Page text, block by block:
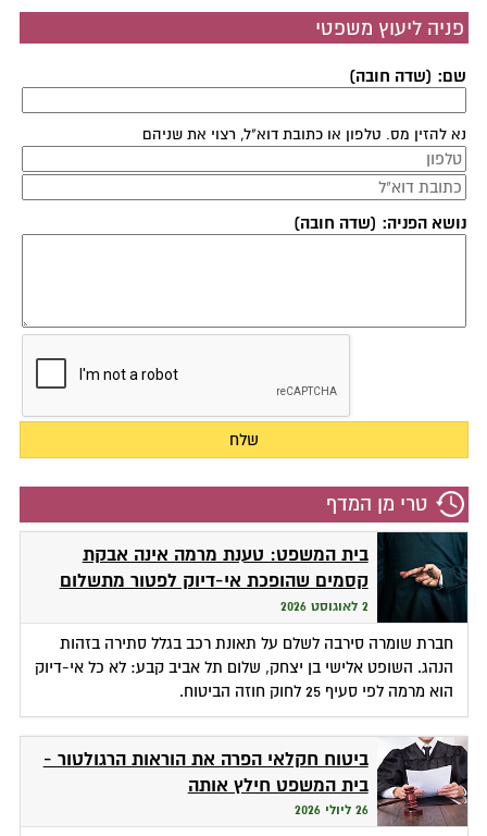
פניה ליעוץ משפטי
שם: (שדה חובה)
נא להזין מס. טלפון או כתובת דוא"ל, רצוי את שניהם
נושא הפניה: (שדה חובה)
טרי מן המדף
בית המשפט: טענת מרמה אינה אבקת
קסמים שהופכת אי-דיוק לפטור מתשלום
2 לאוגוסט 2026
חברת שומרה סירבה לשלם על תאונת רכב בגלל סתירה בזהות
הנהג. השופט אלישי בן יצחק, שלום תל אביב קבע: לא כל אי-דיוק
הוא מרמה לפי סעיף 25 לחוק חוזה הביטוח.
ביטוח חקלאי הפרה את הוראות הרגולטור -
בית המשפט חילץ אותה
26 ליולי 2026